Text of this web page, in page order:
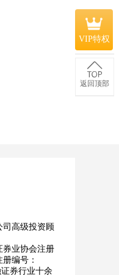
司高级投资顾
券业协会注册
编号：
证券行业十余
VIP特权
返回顶部